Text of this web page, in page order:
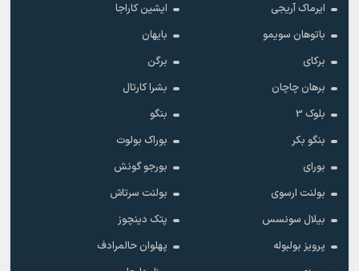
ایرماک آریجی
ایشین کاراجا
باتوهان سویمو
بایهان
برکای
برگن
برهان چاچان
بشرا کارتال
بلوک 3
بنگو
بنگو بکر
بوراک بولوت
بورای
بورجو گونش
بولنت ارسوی
بولنت سرتاش
بیلال سونسس
پتک دینچوز
پرویز بولبوله
پهلوان حالمرادف